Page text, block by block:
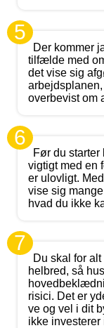
5
Der kommer
tilfælde med
det vise sig
overbevist om
6
Før du
vigtigt med en
er ulovligt.
vise sig
hvad du ikke
7
Du skal for
helbred, så
risici. Det er
ve og vel i dit
ikke